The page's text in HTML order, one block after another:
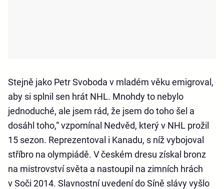
Stejně jako Petr Svoboda v mladém věku emigroval,
aby si splnil sen hrát NHL. Mnohdy to nebylo
jednoduché, ale jsem rád, že jsem do toho šel a
dosáhl toho,“ vzpomínal Nedvěd, který v NHL prožil
15 sezon. Reprezentoval i Kanadu, s níž vybojoval
stříbro na olympiádě. V českém dresu získal bronz
na mistrovství světa a nastoupil na zimních hrách
v Soči 2014. Slavnostní uvedení do Síně slávy vyšlo